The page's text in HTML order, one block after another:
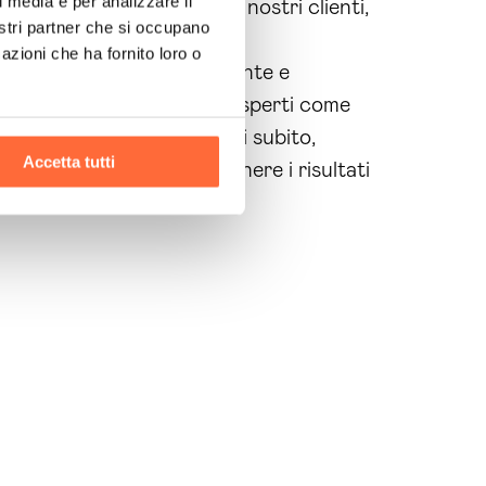
partner che si occupano
che ha fornito loro o
Accetta tutti
e della soddisfazione dei nostri clienti,
un negozio online efficiente e
e-commerce a degli esperti come
esigenza. Contattaci subito,
tempo, inizia ora a ottenere i risultati